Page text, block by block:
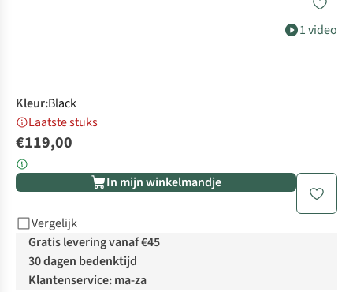
1 video
Kleur:Black
Laatste stuks
€119,00
In mijn winkelmandje
Vergelijk
Gratis levering vanaf €45
30 dagen bedenktijd
Klantenservice: ma-za